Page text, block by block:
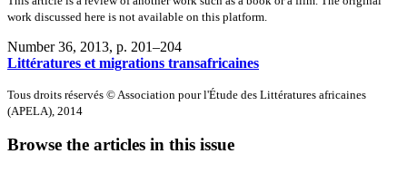
work discussed here is not available on this platform.
Number 36, 2013, p. 201–204
Littératures et migrations transafricaines
Tous droits réservés © Association pour l'Étude des Littératures africaines
(APELA), 2014
Browse the articles in this issue